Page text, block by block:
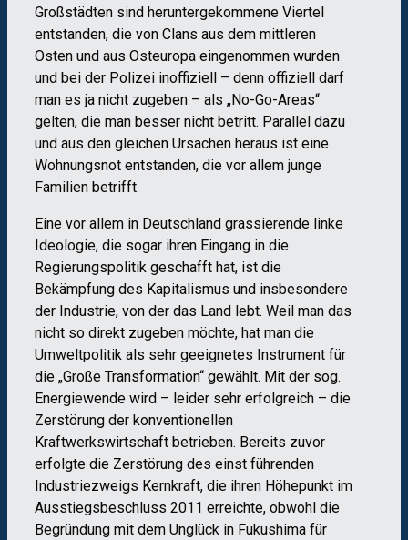
Großstädten sind heruntergekommene Viertel
entstanden, die von Clans aus dem mittleren
Osten und aus Osteuropa eingenommen wurden
und bei der Polizei inoffiziell – denn offiziell darf
man es ja nicht zugeben – als „No-Go-Areas“
gelten, die man besser nicht betritt. Parallel dazu
und aus den gleichen Ursachen heraus ist eine
Wohnungsnot entstanden, die vor allem junge
Familien betrifft.
Eine vor allem in Deutschland grassierende linke
Ideologie, die sogar ihren Eingang in die
Regierungspolitik geschafft hat, ist die
Bekämpfung des Kapitalismus und insbesondere
der Industrie, von der das Land lebt. Weil man das
nicht so direkt zugeben möchte, hat man die
Umweltpolitik als sehr geeignetes Instrument für
die „Große Transformation“ gewählt. Mit der sog.
Energiewende wird – leider sehr erfolgreich – die
Zerstörung der konventionellen
Kraftwerkswirtschaft betrieben. Bereits zuvor
erfolgte die Zerstörung des einst führenden
Industriezweigs Kernkraft, die ihren Höhepunkt im
Ausstiegsbeschluss 2011 erreichte, obwohl die
Begründung mit dem Unglück in Fukushima für